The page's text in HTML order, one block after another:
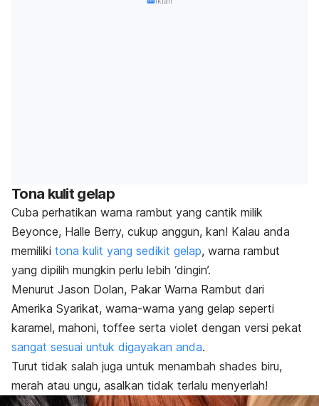
Tona kulit gelap
Cuba perhatikan warna rambut yang cantik milik
Beyonce, Halle Berry, cukup anggun, kan! Kalau anda
memiliki tona kulit yang sedikit gelap, warna rambut
yang dipilih mungkin perlu lebih ‘dingin’.
Menurut Jason Dolan, Pakar Warna Rambut dari
Amerika Syarikat, warna-warna yang gelap seperti
karamel, mahoni, toffee serta violet dengan versi pekat
sangat sesuai untuk digayakan anda.
Turut tidak salah juga untuk menambah shades biru,
merah atau ungu, asalkan tidak terlalu menyerlah!